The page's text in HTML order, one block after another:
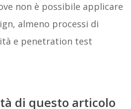
non è possibile applicare
almeno processi di
e penetration test
di questo articolo